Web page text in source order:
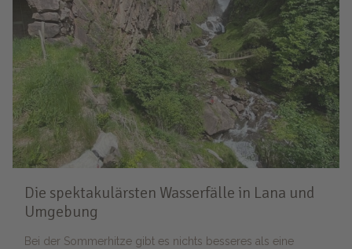
Die spektakulärsten Wasserfälle in Lana und
Umgebung
Bei der Sommerhitze gibt es nichts besseres als eine